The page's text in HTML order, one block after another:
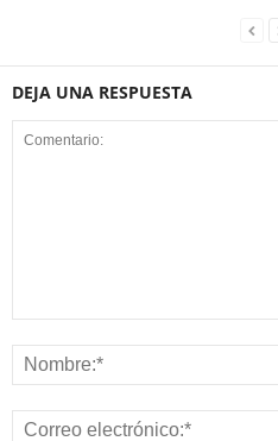
DEJA UNA RESPUESTA